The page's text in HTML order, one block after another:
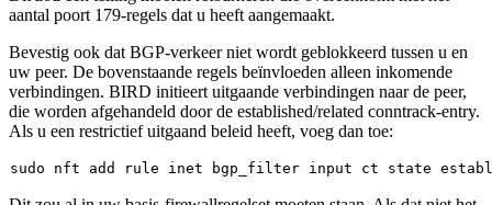
aantal poort 179-regels dat u heeft aangemaakt.
Bevestig ook dat BGP-verkeer niet wordt geblokkeerd tussen u en
uw peer. De bovenstaande regels beïnvloeden alleen inkomende
verbindingen. BIRD initieert uitgaande verbindingen naar de peer,
die worden afgehandeld door de established/related conntrack-entry.
Als u een restrictief uitgaand beleid heeft, voeg dan toe:
sudo